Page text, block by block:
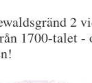
2
1700-talet -